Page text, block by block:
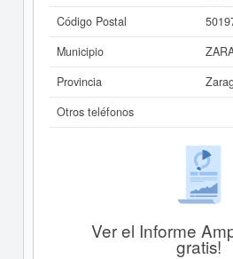
Código Postal
Municipio
Provincia
Otros teléfonos
Ver el Informe
gratis!